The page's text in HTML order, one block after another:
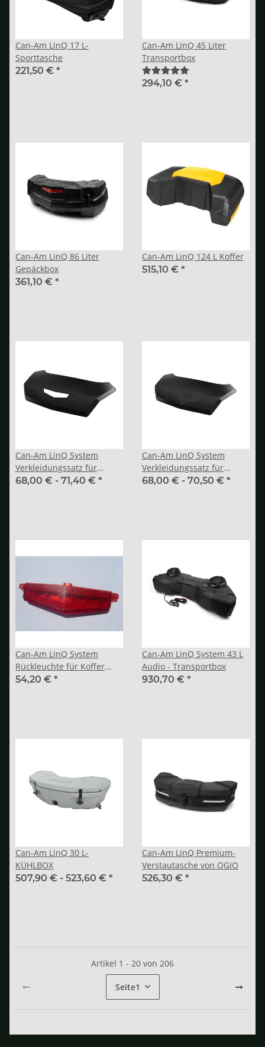
Can-Am LinQ 17 L-
Sporttasche
221,50 € *
Can-Am LinQ 45 Liter
Transportbox
294,10 € *
Can-Am LinQ 86 Liter
Gepäckbox
361,10 € *
Can-Am LinQ 124 L Koffer
515,10 € *
Can-Am LinQ System
Verkleidungssatz für
Koffer mit Rückleuchte
68,00 € - 71,40 € *
Can-Am LinQ System
Verkleidungssatz für
Koffer ohne Rückleuchte
68,00 € - 70,50 € *
Can-Am LinQ System
Rückleuchte für Koffer
Verkleidungssatz
54,20 € *
Can-Am LinQ System 43 L
Audio - Transportbox
930,70 € *
Can-Am LinQ 30 L-
KÜHLBOX
507,90 € - 523,60 € *
Can-Am LinQ Premium-
Verstautasche von OGIO
526,30 € *
Artikel 1 - 20 von 206
Seite1